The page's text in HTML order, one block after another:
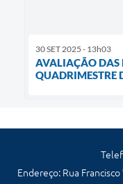
30 SET 2025 - 13h03
AVALIAÇÃO DAS
QUADRIMESTRE
Endereço: Rua